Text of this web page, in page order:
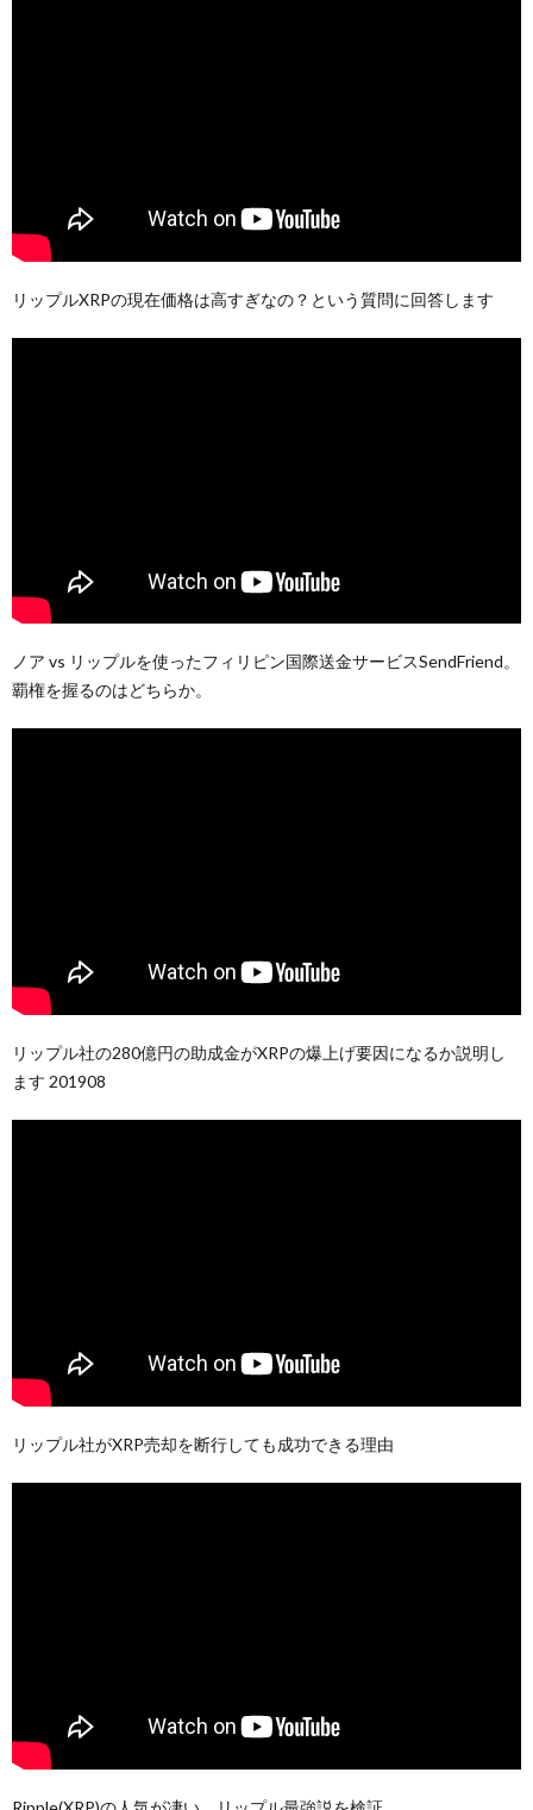
リップルXRPの現在価格は高すぎなの？という質問に回答します
ノア vs リップルを使ったフィリピン国際送金サービスSendFriend。
覇権を握るのはどちらか。
リップル社の280億円の助成金がXRPの爆上げ要因になるか説明し
ます 201908
リップル社がXRP売却を断行しても成功できる理由